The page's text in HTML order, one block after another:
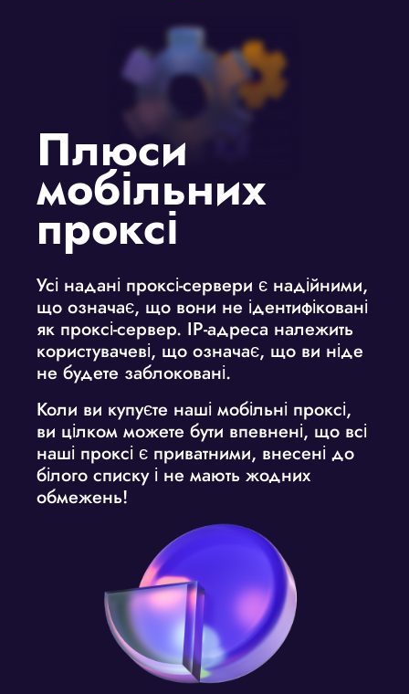
Плюси
мобільних
проксі
Усі надані проксі-сервери є надійними,
що означає, що вони не ідентифіковані
як проксі-сервер. IP-адреса належить
користувачеві, що означає, що ви ніде
не будете заблоковані.
Коли ви купуєте наші мобільні проксі,
ви цілком можете бути впевнені, що всі
наші проксі є приватними, внесені до
білого списку і не мають жодних
обмежень!